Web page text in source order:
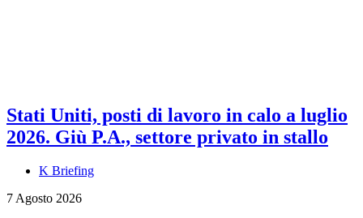
Stati Uniti, posti di lavoro in calo a luglio
2026. Giù P.A., settore privato in stallo
K Briefing
7 Agosto 2026